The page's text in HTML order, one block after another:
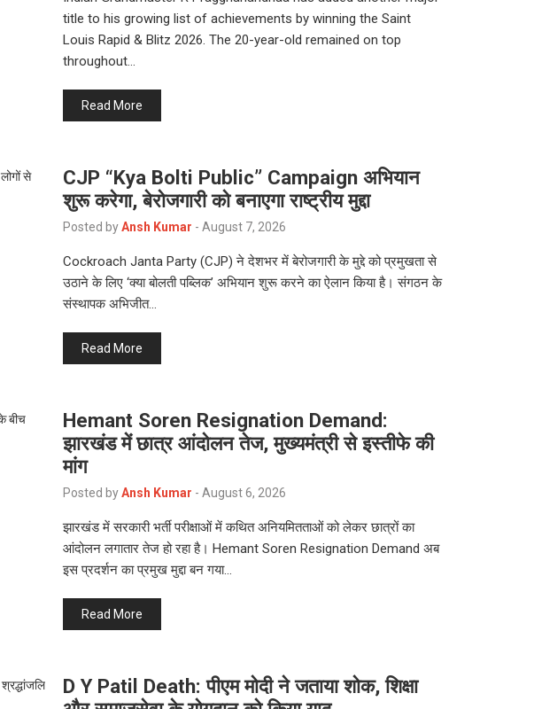
title to his growing list of achievements by winning the Saint
Louis Rapid & Blitz 2026. The 20-year-old remained on top
throughout…
Read More
CJP “Kya Bolti Public” Campaign अभियान
शुरू करेगा, बेरोजगारी को बनाएगा राष्ट्रीय मुद्दा
Posted byAnsh Kumar - August 7, 2026
Cockroach Janta Party (CJP) ने देशभर में बेरोजगारी के मुद्दे को प्रमुखता से
उठाने के लिए ‘क्या बोलती पब्लिक’ अभियान शुरू करने का ऐलान किया है। संगठन के
संस्थापक अभिजीत…
Read More
Hemant Soren Resignation Demand:
झारखंड में छात्र आंदोलन तेज, मुख्यमंत्री से इस्तीफे की
मांग
Posted byAnsh Kumar - August 6, 2026
झारखंड में सरकारी भर्ती परीक्षाओं में कथित अनियमितताओं को लेकर छात्रों का
आंदोलन लगातार तेज हो रहा है। Hemant Soren Resignation Demand अब
इस प्रदर्शन का प्रमुख मुद्दा बन गया…
Read More
D Y Patil Death: पीएम मोदी ने जताया शोक, शिक्षा